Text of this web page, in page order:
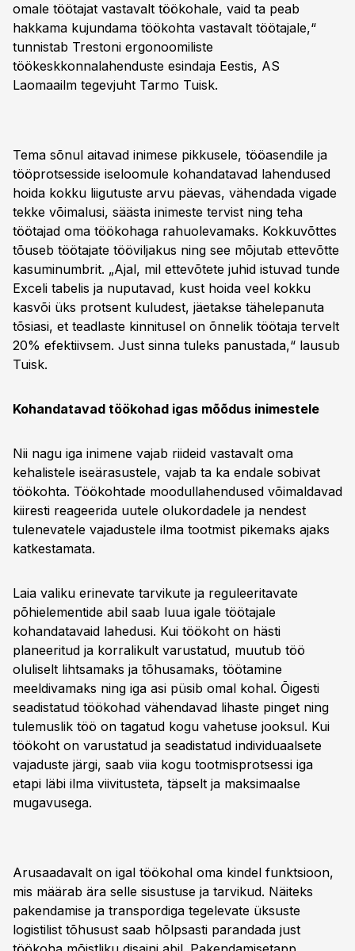
omale töötajat vastavalt töökohale, vaid ta peab
hakkama kujundama töökohta vastavalt töötajale,“
tunnistab Trestoni ergonoomiliste
töökeskkonnalahenduste esindaja Eestis, AS
Laomaailm tegevjuht Tarmo Tuisk.
Tema sõnul aitavad inimese pikkusele, tööasendile ja
tööprotsesside iseloomule kohandatavad lahendused
hoida kokku liigutuste arvu päevas, vähendada vigade
tekke võimalusi, säästa inimeste tervist ning teha
töötajad oma töökohaga rahuolevamaks. Kokkuvõttes
tõuseb töötajate tööviljakus ning see mõjutab ettevõtte
kasuminumbrit. „Ajal, mil ettevõtete juhid istuvad tunde
Exceli tabelis ja nuputavad, kust hoida veel kokku
kasvõi üks protsent kuludest, jäetakse tähelepanuta
tõsiasi, et teadlaste kinnitusel on õnnelik töötaja tervelt
20% efektiivsem. Just sinna tuleks panustada,“ lausub
Tuisk.
Kohandatavad töökohad igas mõõdus inimestele
Nii nagu iga inimene vajab riideid vastavalt oma
kehalistele iseärasustele, vajab ta ka endale sobivat
töökohta. Töökohtade moodullahendused võimaldavad
kiiresti reageerida uutele olukordadele ja nendest
tulenevatele vajadustele ilma tootmist pikemaks ajaks
katkestamata.
Laia valiku erinevate tarvikute ja reguleeritavate
põhielementide abil saab luua igale töötajale
kohandatavaid lahedusi. Kui töökoht on hästi
planeeritud ja korralikult varustatud, muutub töö
oluliselt lihtsamaks ja tõhusamaks, töötamine
meeldivamaks ning iga asi püsib omal kohal. Õigesti
seadistatud töökohad vähendavad lihaste pinget ning
tulemuslik töö on tagatud kogu vahetuse jooksul. Kui
töökoht on varustatud ja seadistatud individuaalsete
vajaduste järgi, saab viia kogu tootmisprotsessi iga
etapi läbi ilma viivitusteta, täpselt ja maksimaalse
mugavusega.
Arusaadavalt on igal töökohal oma kindel funktsioon,
mis määrab ära selle sisustuse ja tarvikud. Näiteks
pakendamise ja transpordiga tegelevate üksuste
logistilist tõhusust saab hõlpsasti parandada just